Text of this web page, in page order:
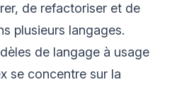
de refactoriser et de
plusieurs langages.
de langage à usage
se concentre sur la